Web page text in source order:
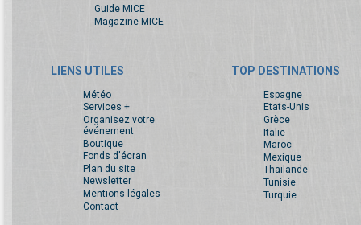
Guide MICE
Magazine MICE
LIENS UTILES
Météo
Services +
Organisez votre
événement
Boutique
Fonds d'écran
Plan du site
Newsletter
Mentions légales
Contact
TOP DESTINATIONS
Espagne
Etats-Unis
Grèce
Italie
Maroc
Mexique
Thaïlande
Tunisie
Turquie